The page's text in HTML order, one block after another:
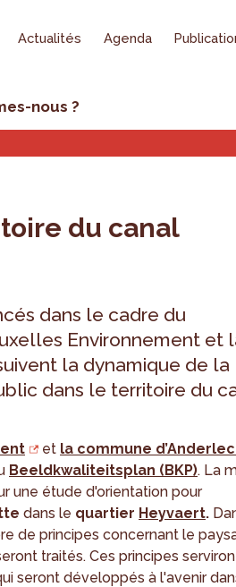
Actualités Agenda
nous ?
du canal
dans le cadre du
Environnement et
la dynamique de la
dans le territoire du
et la commune
Beeldkwaliteitsplan (BKP). La
une étude d'orientation pour
dans le quartier Heyvaert.
de principes concernant le
traités. Ces principes
seront développés à l'avenir